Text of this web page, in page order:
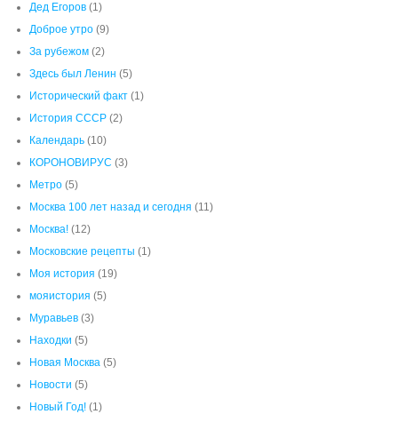
Дед Егоров (1)
Доброе утро (9)
За рубежом (2)
Здесь был Ленин (5)
Исторический факт (1)
История СССР (2)
Календарь (10)
КОРОНОВИРУС (3)
Метро (5)
Москва 100 лет назад и сегодня (11)
Москва! (12)
Московские рецепты (1)
Моя история (19)
мояистория (5)
Муравьев (3)
Находки (5)
Новая Москва (5)
Новости (5)
Новый Год! (1)